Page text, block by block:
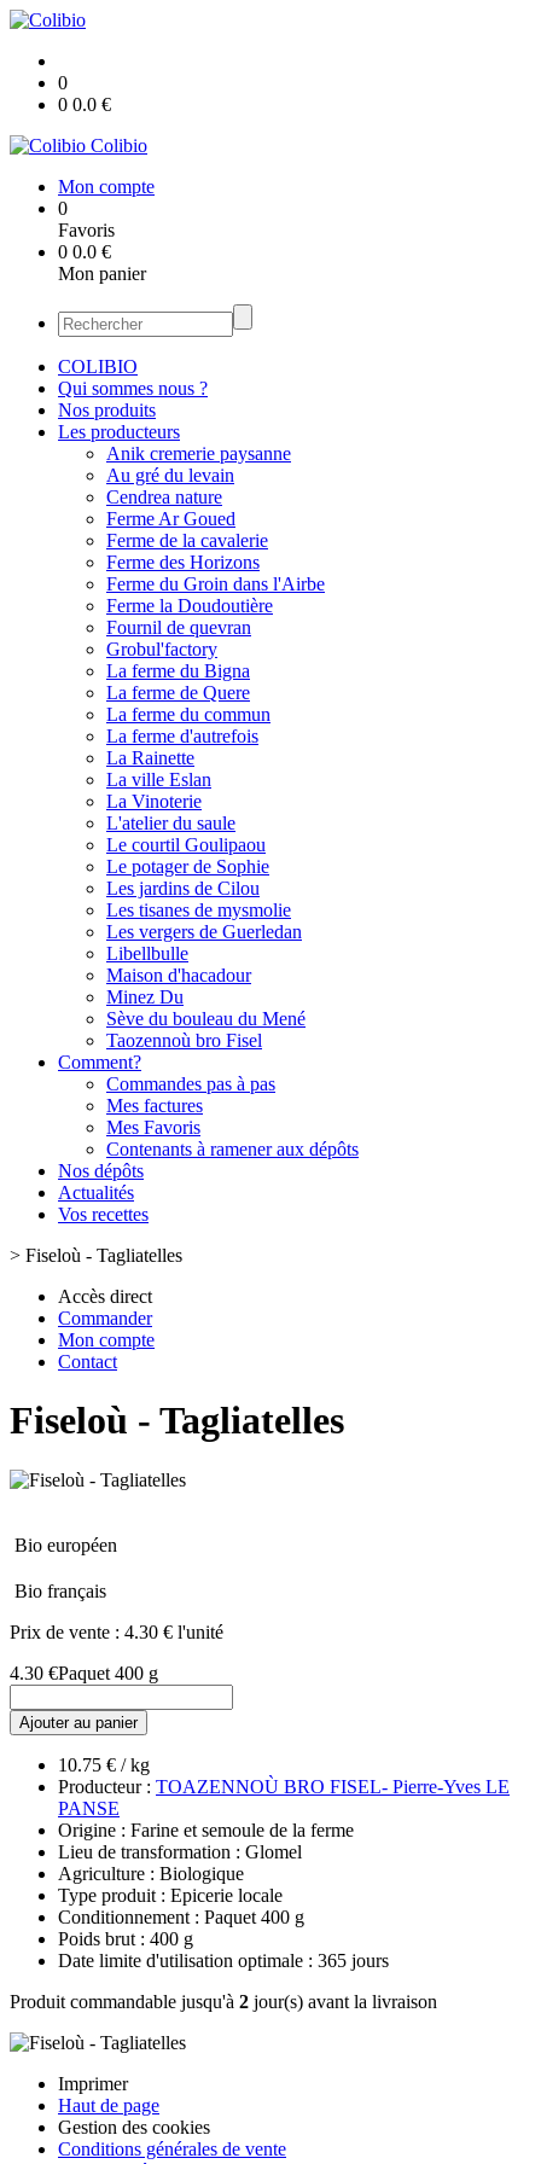
0
0 0.0 €
Colibio
Mon compte
0
Favoris
0 0.0 €
Mon panier
COLIBIO
Qui sommes nous ?
Nos produits
Les producteurs
Anik cremerie paysanne
Au gré du levain
Cendrea nature
Ferme Ar Goued
Ferme de la cavalerie
Ferme des Horizons
Ferme du Groin dans l'Airbe
Ferme la Doudoutière
Fournil de quevran
Grobul'factory
La ferme du Bigna
La ferme de Quere
La ferme du commun
La ferme d'autrefois
La Rainette
La ville Eslan
La Vinoterie
L'atelier du saule
Le courtil Goulipaou
Le potager de Sophie
Les jardins de Cilou
Les tisanes de mysmolie
Les vergers de Guerledan
Libellbulle
Maison d'hacadour
Minez Du
Sève du bouleau du Mené
Taozennoù bro Fisel
Comment?
Commandes pas à pas
Mes factures
Mes Favoris
Contenants à ramener aux dépôts
Nos dépôts
Actualités
Vos recettes
> Fiseloù - Tagliatelles
Accès direct
Commander
Mon compte
Contact
Fiseloù - Tagliatelles
Bio européen
Bio français
Prix de vente : 4.30 € l'unité
4.30 €Paquet 400 g
Ajouter au panier
10.75 € / kg
Producteur : TOAZENNOÙ BRO FISEL- Pierre-Yves LE
PANSE
Origine : Farine et semoule de la ferme
Lieu de transformation : Glomel
Agriculture : Biologique
Type produit : Epicerie locale
Conditionnement : Paquet 400 g
Poids brut : 400 g
Date limite d'utilisation optimale : 365 jours
Produit commandable jusqu'à 2 jour(s) avant la livraison
Imprimer
Haut de page
Gestion des cookies
Conditions générales de vente